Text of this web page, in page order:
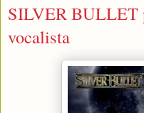
SILVER BULLET
vocalista